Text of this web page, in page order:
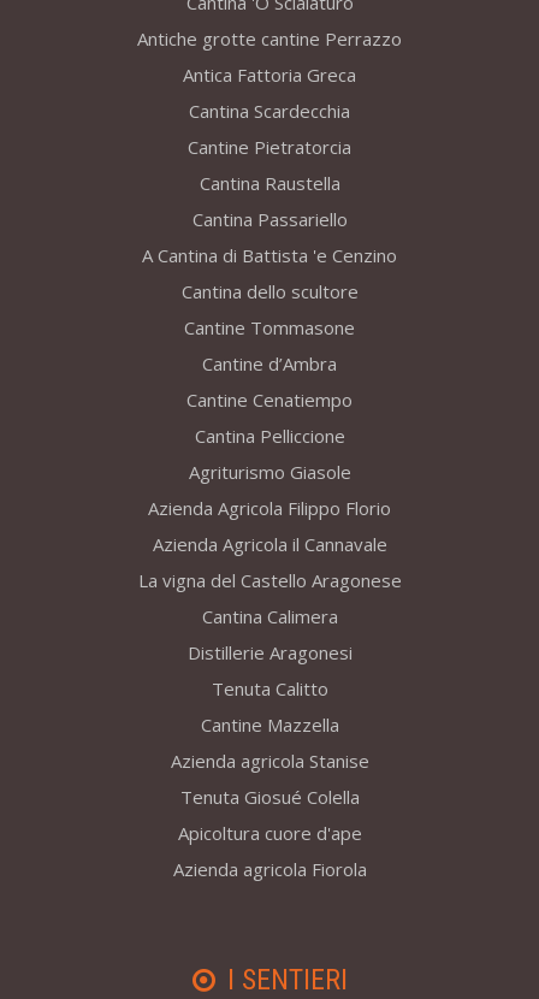
Antiche grotte cantine Perrazzo
Antica Fattoria Greca
Cantina Scardecchia
Cantine Pietratorcia
Cantina Raustella
Cantina Passariello
A Cantina di Battista 'e Cenzino
Cantina dello scultore
Cantine Tommasone
Cantine d’Ambra
Cantine Cenatiempo
Cantina Pelliccione
Agriturismo Giasole
Azienda Agricola Filippo Florio
Azienda Agricola il Cannavale
La vigna del Castello Aragonese
Cantina Calimera
Distillerie Aragonesi
Tenuta Calitto
Cantine Mazzella
Azienda agricola Stanise
Tenuta Giosué Colella
Apicoltura cuore d'ape
Azienda agricola Fiorola
I SENTIERI